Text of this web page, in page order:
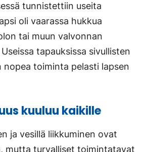
tunnistettiin useita
oli vaarassa hukkua
tai muun valvonnan
tapauksissa sivullisten
nopea toiminta pelasti lapsen
kuuluu kaikille
ja vesillä liikkuminen ovat
mutta turvalliset toimintatavat